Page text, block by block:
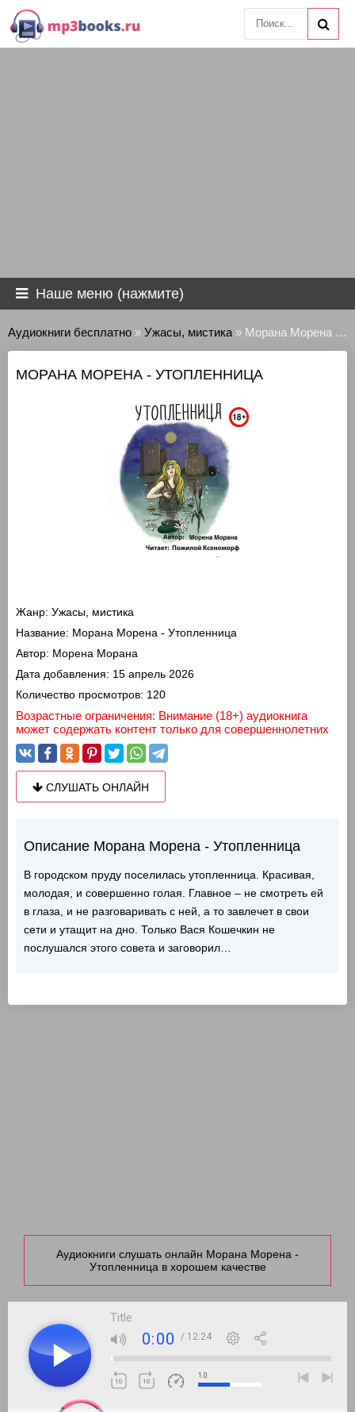
Наше меню (нажмите)
Аудиокниги бесплатно » Ужасы, мистика » Морана Морена - Утопленница
МОРАНА МОРЕНА - УТОПЛЕННИЦА
Жанр: Ужасы, мистика
Название: Морана Морена - Утопленница
Автор: Морена Морана
Дата добавления: 15 апрель 2026
Количество просмотров: 120
Возрастные ограничения: Внимание (18+) аудиокнига
может содержать контент только для совершеннолетних
СЛУШАТЬ ОНЛАЙН
Описание Морана Морена - Утопленница
В городском пруду поселилась утопленница. Красивая,
молодая, и совершенно голая. Главное – не смотреть ей
в глаза, и не разговаривать с ней, а то завлечет в свои
сети и утащит на дно. Только Вася Кошечкин не
послушался этого совета и заговорил…
Аудиокниги слушать онлайн Морана Морена -
Утопленница в хорошем качестве
Title
0:00 / 12:24
1.0